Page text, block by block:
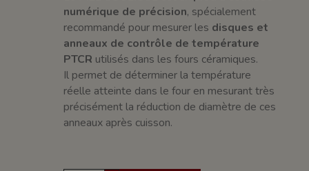
numérique de précision, spécialement
recommandé pour mesurer les disques et
anneaux de contrôle de température
PTCR utilisés dans les fours céramiques.
Il permet de déterminer la température
réelle atteinte dans le four en mesurant très
précisément la réduction de diamètre de ces
anneaux après cuisson.